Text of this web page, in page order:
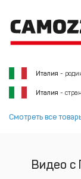
Италия -
Италия -
Смотреть все
Видео с